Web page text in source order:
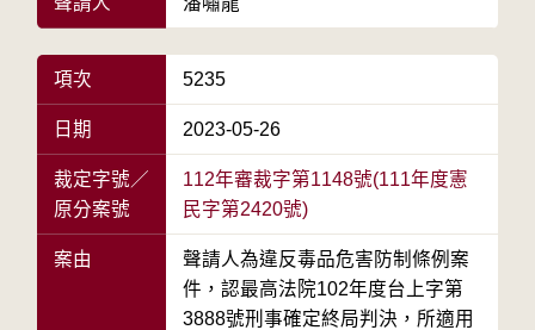
項次 5235
日期 2023-05-26
裁定字號／
原分案號
112年審裁字第1148號(111年度憲
民字第2420號)
案由
聲請人為違反毒品危害防制條例案
件，認最高法院102年度台上字第
3888號刑事確定終局判決，所適用